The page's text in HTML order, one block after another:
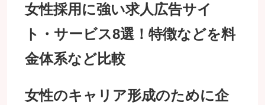
女性採用に強い求人広告サイ
ト・サービス8選！特徴などを料
金体系など比較
女性のキャリア形成のために企